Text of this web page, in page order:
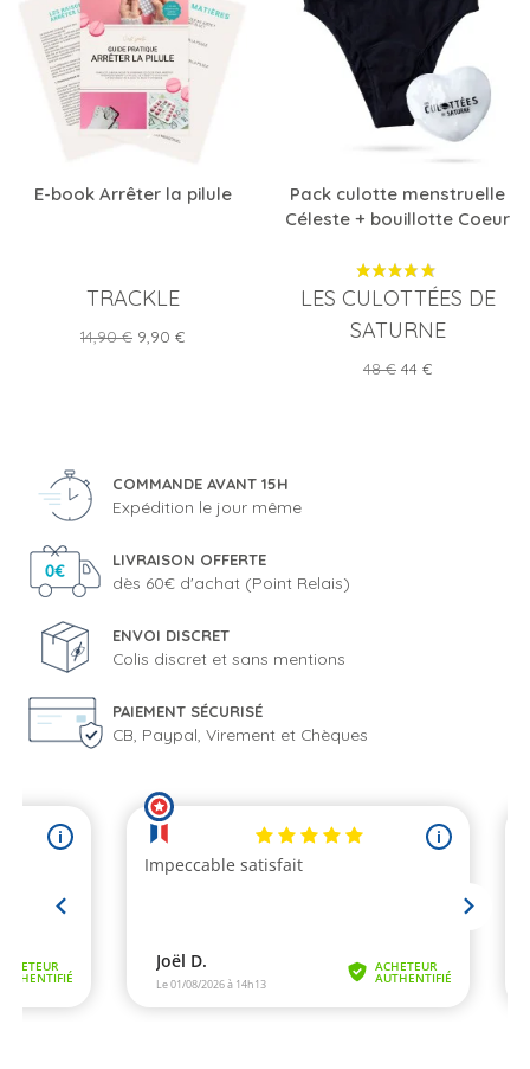
E-book Arrêter la pilule
TRACKLE
Prix
14,90 € Prix
9,90 €
Pack culotte menstruelle
Céleste + bouillotte Coeur
LES CULOTTÉES DE
SATURNE
Prix
48 € Prix
44 €
COMMANDE AVANT 15H
Expédition le jour même
LIVRAISON OFFERTE
dès 60€ d'achat (Point Relais)
ENVOI DISCRET
Colis discret et sans mentions
PAIEMENT SÉCURISÉ
CB, Paypal, Virement et Chèques